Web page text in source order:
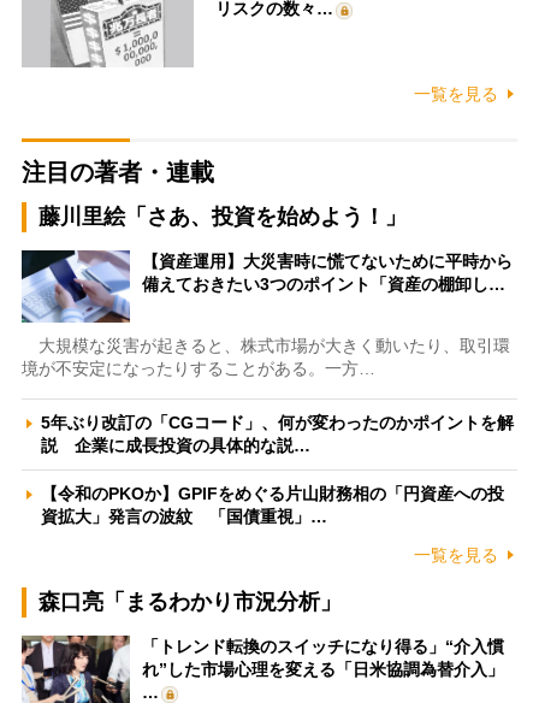
リスクの数々…
一覧を見る
注目の著者・連載
藤川里絵「さあ、投資を始めよう！」
【資産運用】大災害時に慌てないために平時から
備えておきたい3つのポイント「資産の棚卸し…
大規模な災害が起きると、株式市場が大きく動いたり、取引環
境が不安定になったりすることがある。一方…
5年ぶり改訂の「CGコード」、何が変わったのかポイントを解
説 企業に成長投資の具体的な説…
【令和のPKOか】GPIFをめぐる片山財務相の「円資産への投
資拡大」発言の波紋 「国債重視」…
一覧を見る
森口亮「まるわかり市況分析」
「トレンド転換のスイッチになり得る」“介入慣
れ”した市場心理を変える「日米協調為替介入」
…